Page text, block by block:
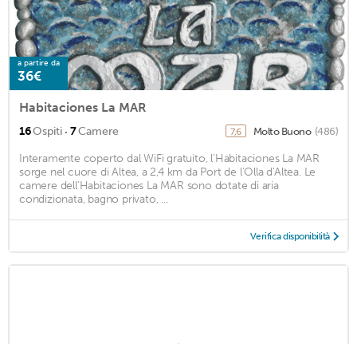
a partire da
36€
Habitaciones La MAR
16Ospiti · 7Camere 7,6 Molto Buono (486)
Interamente coperto dal WiFi gratuito, l'Habitaciones La MAR
sorge nel cuore di Altea, a 2,4 km da Port de l'Olla d'Altea. Le
camere dell'Habitaciones La MAR sono dotate di aria
condizionata, bagno privato, ...
Verifica disponibilità